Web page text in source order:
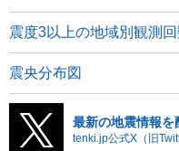
震度3以上の地域別観測回
震央分布図
最新の地震情報を
tenki.jp公式X（旧